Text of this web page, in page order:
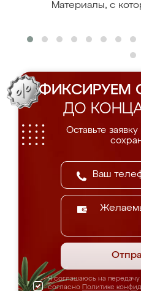
Материалы, с
ФИКСИРУЕМ
ДО
Оставьте
Я соглашаюсь на
согласно Политике